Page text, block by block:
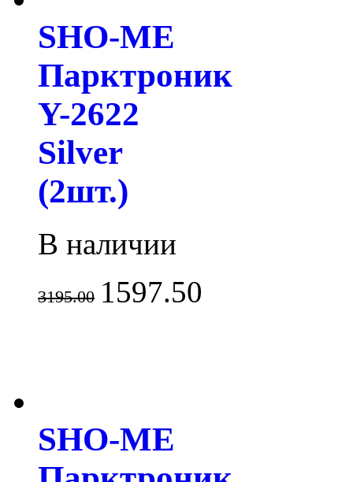
SHO-ME
Парктроник
Y-2622
Silver
(2шт.)
В наличии
3195.00 1597.50
SHO-ME